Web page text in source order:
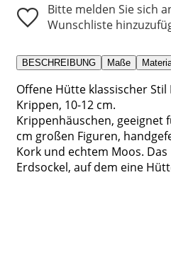
Bitte melden Sie sich
Wunschliste
BESCHREIBUNG Maße
Offene Hütte klassischer
Krippen, 10-12 cm.
Krippenhäuschen, geeignet
cm großen Figuren,
Kork und echtem Moos.
Erdsockel, auf dem eine